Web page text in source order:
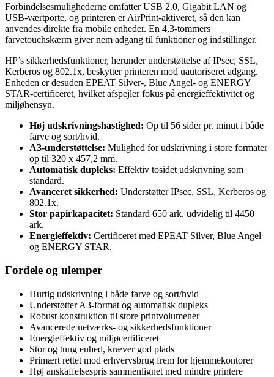
Forbindelsesmulighederne omfatter USB 2.0, Gigabit LAN og
USB-værtporte, og printeren er AirPrint-aktiveret, så den kan
anvendes direkte fra mobile enheder. En 4,3-tommers
farvetouchskærm giver nem adgang til funktioner og indstillinger.
HP’s sikkerhedsfunktioner, herunder understøttelse af IPsec, SSL,
Kerberos og 802.1x, beskytter printeren mod uautoriseret adgang.
Enheden er desuden EPEAT Silver-, Blue Angel- og ENERGY
STAR-certificeret, hvilket afspejler fokus på energieffektivitet og
miljøhensyn.
Høj udskrivningshastighed: Op til 56 sider pr. minut i både
farve og sort/hvid.
A3-understøttelse: Mulighed for udskrivning i store formater
op til 320 x 457,2 mm.
Automatisk dupleks: Effektiv tosidet udskrivning som
standard.
Avanceret sikkerhed: Understøtter IPsec, SSL, Kerberos og
802.1x.
Stor papirkapacitet: Standard 650 ark, udvidelig til 4450
ark.
Energieffektiv: Certificeret med EPEAT Silver, Blue Angel
og ENERGY STAR.
Fordele og ulemper
Hurtig udskrivning i både farve og sort/hvid
Understøtter A3-format og automatisk dupleks
Robust konstruktion til store printvolumener
Avancerede netværks- og sikkerhedsfunktioner
Energieffektiv og miljøcertificeret
Stor og tung enhed, kræver god plads
Primært rettet mod erhvervsbrug frem for hjemmekontorer
Høj anskaffelsespris sammenlignet med mindre printere